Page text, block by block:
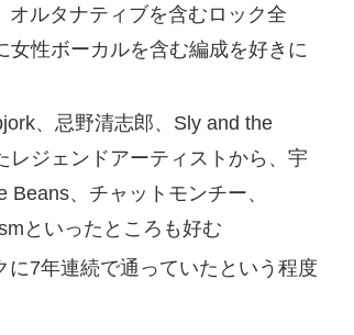
ルタナティブを含むロック全
性ボーカルを含む編成を好きに
、忌野清志郎、Sly and the
レジェンドアーティストから、宇
、チャットモンチー、
といったところも好む
7年連続で通っていたという程度